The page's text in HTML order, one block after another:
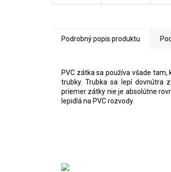
Podrobný popis produktu
PVC zátka sa používa všade
trubky. Trubka sa lepí dovnútra
priemer zátky nie je absolútne
lepidlá na PVC rozvody.